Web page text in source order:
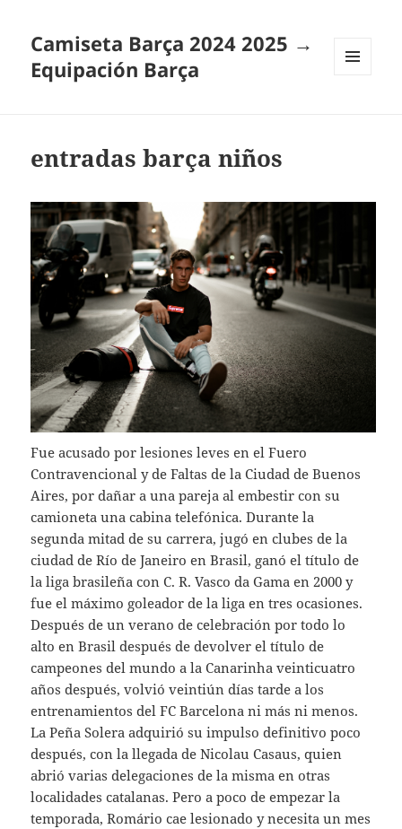
Camiseta Barça 2024 2025 →
Equipación Barça
entradas barça niños
Fue acusado por lesiones leves en el Fuero
Contravencional y de Faltas de la Ciudad de Buenos
Aires, por dañar a una pareja al embestir con su
camioneta una cabina telefónica. Durante la
segunda mitad de su carrera, jugó en clubes de la
ciudad de Río de Janeiro en Brasil, ganó el título de
la liga brasileña con C. R. Vasco da Gama en 2000 y
fue el máximo goleador de la liga en tres ocasiones.
Después de un verano de celebración por todo lo
alto en Brasil después de devolver el título de
campeones del mundo a la Canarinha veinticuatro
años después, volvió veintiún días tarde a los
entrenamientos del FC Barcelona ni más ni menos.
La Peña Solera adquirió su impulso definitivo poco
después, con la llegada de Nicolau Casaus, quien
abrió varias delegaciones de la misma en otras
localidades catalanas. Pero a poco de empezar la
temporada, Romário cae lesionado y necesita un mes